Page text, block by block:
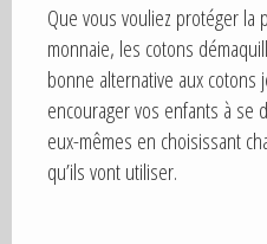
A
N
S
Que vous vouliez protéger
monnaie, les cotons
bonne alternative aux cotons
encourager vos enfants à se
eux-mêmes en choisissant
qu’ils vont utiliser.